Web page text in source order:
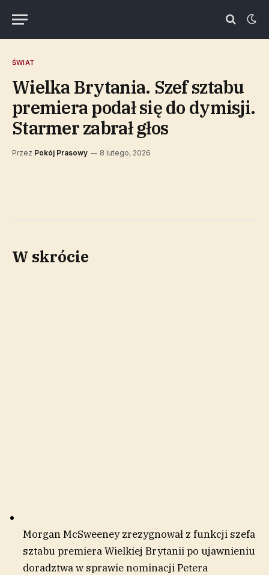
ŚWIAT
Wielka Brytania. Szef sztabu
premiera podał się do dymisji.
Starmer zabrał głos
Przez Pokój Prasowy 8 lutego, 2026
W skrócie
Morgan McSweeney zrezygnował z funkcji szefa
sztabu premiera Wielkiej Brytanii po ujawnieniu
doradztwa w sprawie nominacji Petera